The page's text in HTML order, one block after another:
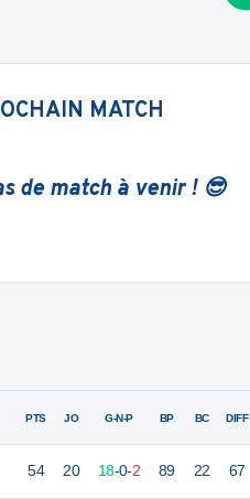
MATCH
de match à venir ! 😎
PTS JO G-N-P BP BC DIFF
54 20 18-0-2 89 22 67